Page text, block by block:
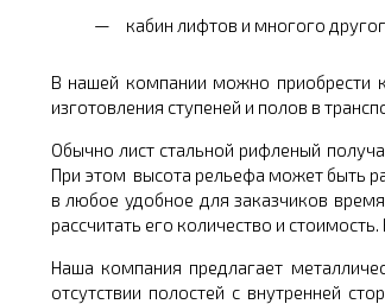
кабин лифтов и многого
В нашей компании можно приобрести
изготовления ступеней и полов в
Обычно лист стальной рифленый
При этом высота рельефа может быть
в любое удобное для заказчиков
рассчитать его количество и
Наша компания предлагает
отсутствии полостей с внутренней